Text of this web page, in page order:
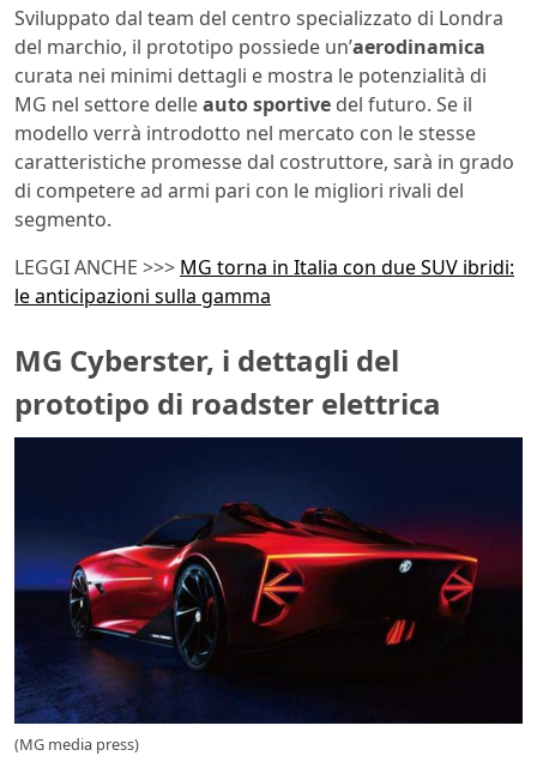
Sviluppato dal team del centro specializzato di Londra
del marchio, il prototipo possiede un’aerodinamica
curata nei minimi dettagli e mostra le potenzialità di
MG nel settore delleauto sportive del futuro. Se il
modello verrà introdotto nel mercato con le stesse
caratteristiche promesse dal costruttore, sarà in grado
di competere ad armi pari con le migliori rivali del
segmento.
LEGGI ANCHE >>> MG torna in Italia con due SUV ibridi:
le anticipazioni sulla gamma
MG Cyberster, i dettagli del
prototipo di roadster elettrica
(MG media press)